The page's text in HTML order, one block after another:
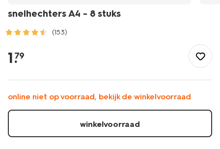
snelhechters A4 - 8 stuks
(153)
kantoor/mappen-
ordners/snelhechters-
a4-
stuks-
1.
79
online niet op voorraad, bekijk de winkelvoorraad
winkelvoorraad